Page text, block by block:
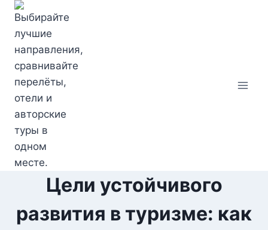
Перейти
содержимому
Цели устойчивого
развития в туризме: как